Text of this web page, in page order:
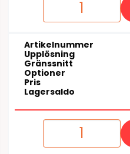
Artikelnummer
Upplösning
Gränssnitt
Optioner
Pris
Lagersaldo